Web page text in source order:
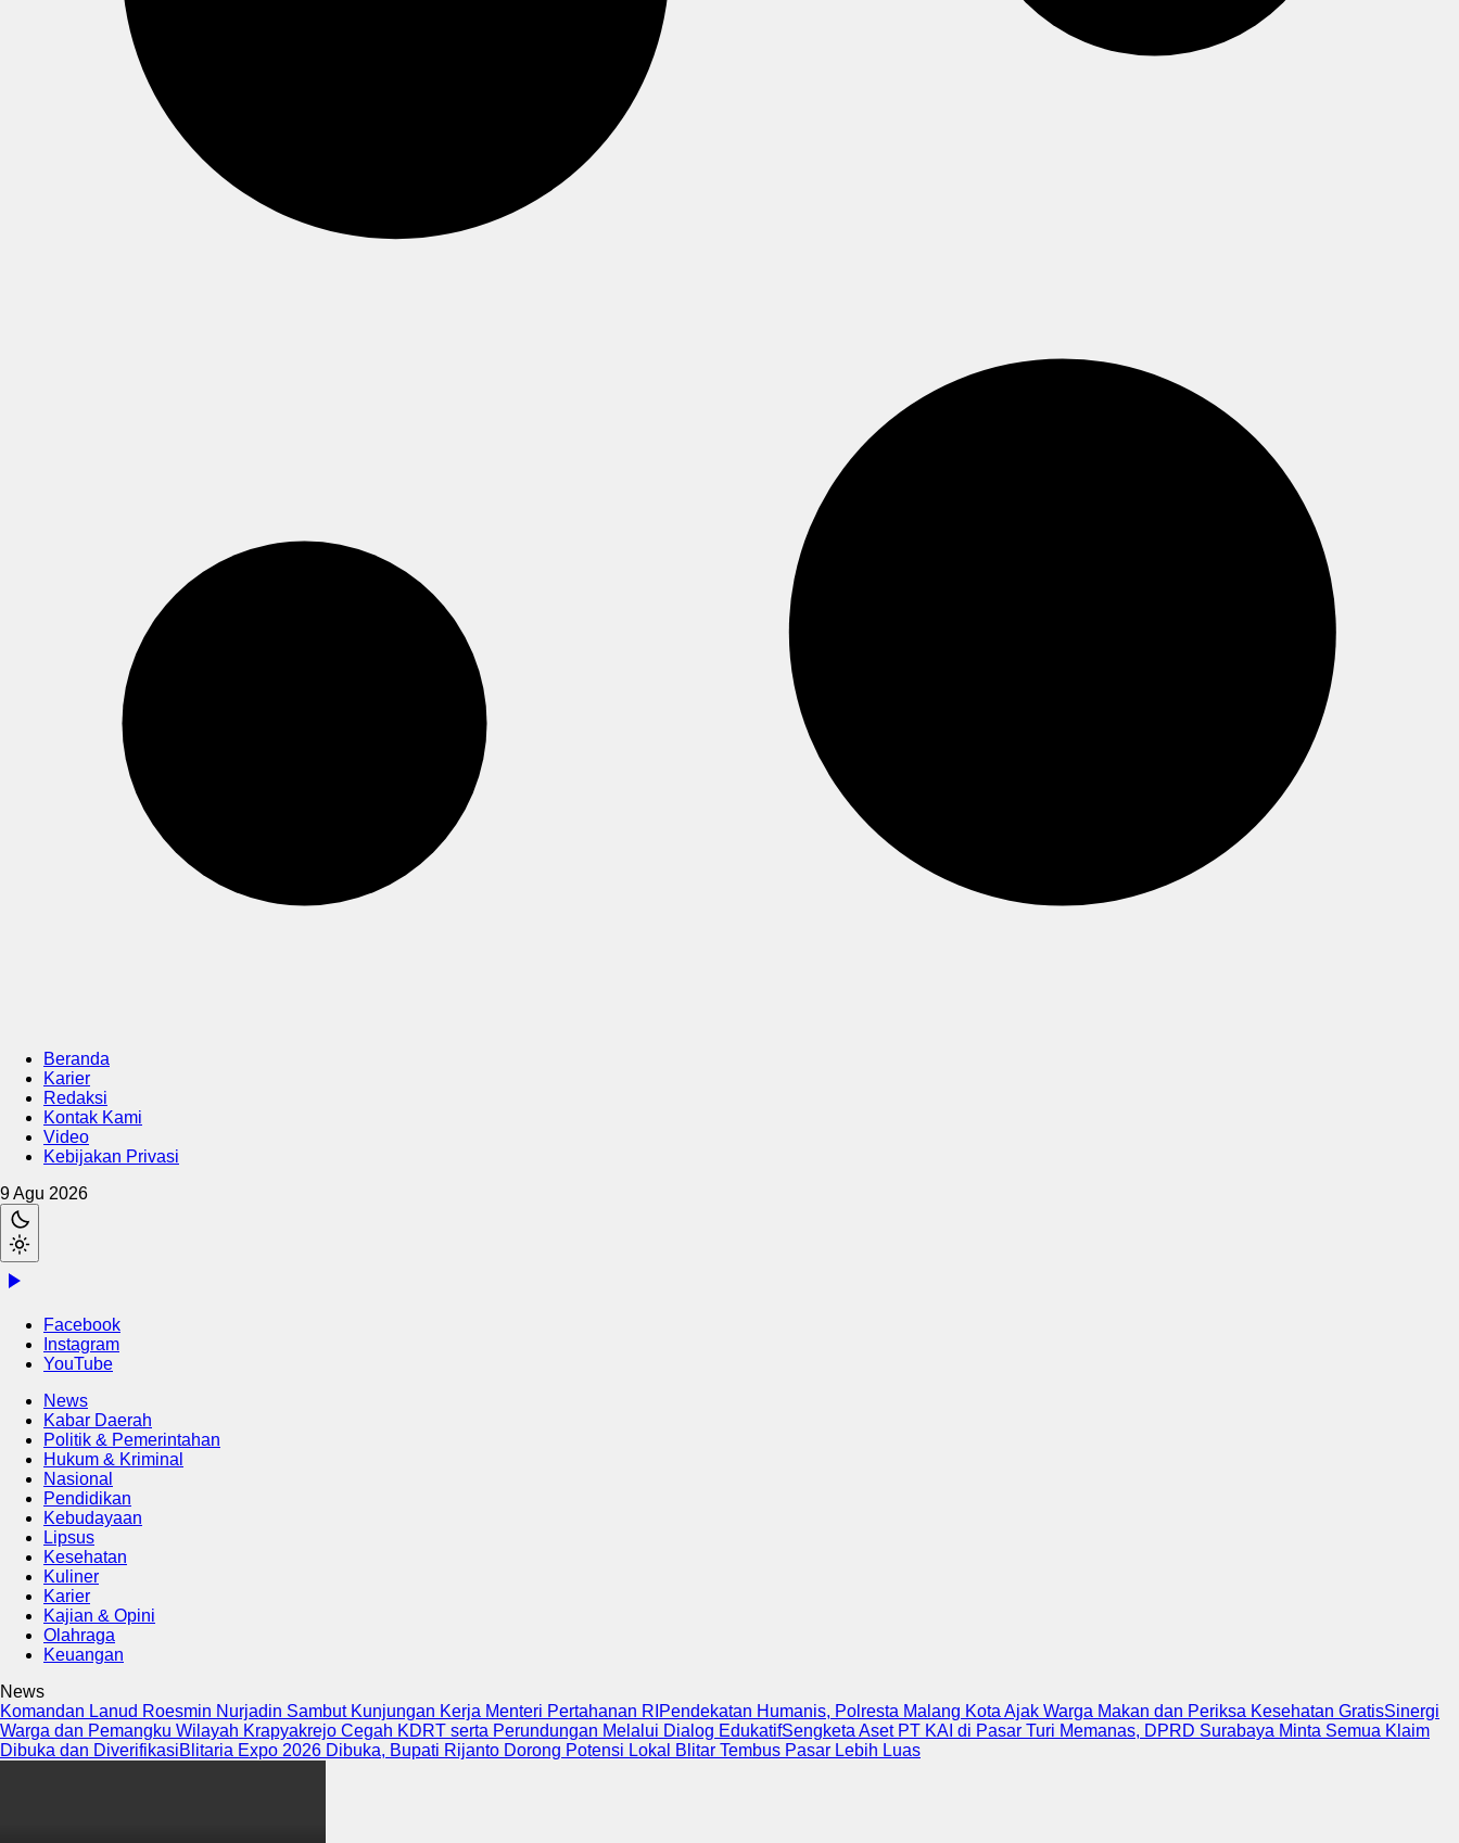
Beranda
Karier
Redaksi
Kontak Kami
Video
Kebijakan Privasi
9 Agu 2026
Facebook
Instagram
YouTube
News
Kabar Daerah
Politik & Pemerintahan
Hukum & Kriminal
Nasional
Pendidikan
Kebudayaan
Lipsus
Kesehatan
Kuliner
Karier
Kajian & Opini
Olahraga
Keuangan
News
Komandan Lanud Roesmin Nurjadin Sambut Kunjungan Kerja Menteri Pertahanan RI Pendekatan Humanis, Polresta Malang Kota Ajak Warga Makan dan Periksa Kesehatan GratisSinergi
Warga dan Pemangku Wilayah Krapyakrejo Cegah KDRT serta Perundungan Melalui Dialog EdukatifSengketa Aset PT KAI di Pasar Turi Memanas, DPRD Surabaya Minta Semua Klaim
Dibuka dan DiverifikasiBlitaria Expo 2026 Dibuka, Bupati Rijanto Dorong Potensi Lokal Blitar Tembus Pasar Lebih Luas